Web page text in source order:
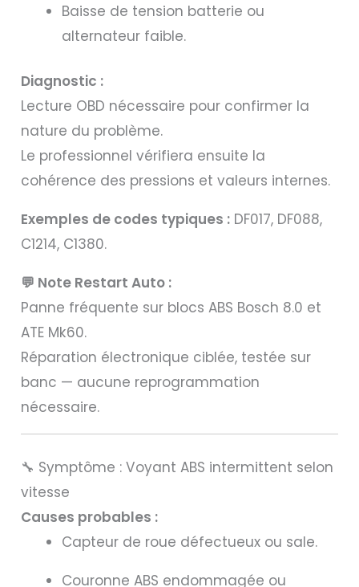
Baisse de tension batterie ou
alternateur faible.
Diagnostic :
Lecture OBD nécessaire pour confirmer la
nature du problème.
Le professionnel vérifiera ensuite la
cohérence des pressions et valeurs internes.
Exemples de codes typiques :DF017, DF088,
C1214, C1380.
💬 Note Restart Auto :
Panne fréquente sur blocs ABS Bosch 8.0 et
ATE Mk60.
Réparation électronique ciblée, testée sur
banc — aucune reprogrammation
nécessaire.
🔧 Symptôme : Voyant ABS intermittent selon
vitesse
Causes probables :
Capteur de roue défectueux ou sale.
Couronne ABS endommagée ou